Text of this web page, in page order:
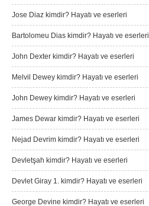
Jose Diaz kimdir? Hayatı ve eserleri
Bartolomeu Dias kimdir? Hayatı ve eserleri
John Dexter kimdir? Hayatı ve eserleri
Melvil Dewey kimdir? Hayatı ve eserleri
John Dewey kimdir? Hayatı ve eserleri
James Dewar kimdir? Hayatı ve eserleri
Nejad Devrim kimdir? Hayatı ve eserleri
Devletşah kimdir? Hayatı ve eserleri
Devlet Giray 1. kimdir? Hayatı ve eserleri
George Devine kimdir? Hayatı ve eserleri